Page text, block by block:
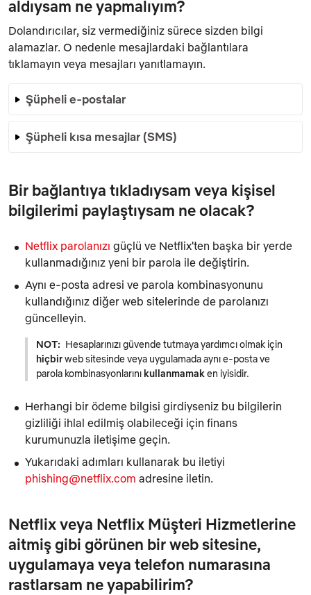
aldıysam ne yapmalıyım?
Dolandırıcılar, siz vermediğiniz sürece sizden bilgi
alamazlar. O nedenle mesajlardaki bağlantılara
tıklamayın veya mesajları yanıtlamayın.
Şüpheli e-postalar
Şüpheli kısa mesajlar (SMS)
Bir bağlantıya tıkladıysam veya kişisel
bilgilerimi paylaştıysam ne olacak?
Netflix parolanızı güçlü ve Netflix'ten başka bir yerde
kullanmadığınız yeni bir parola ile değiştirin.
Aynı e-posta adresi ve parola kombinasyonunu
kullandığınız diğer web sitelerinde de parolanızı
güncelleyin.
NOT: Hesaplarınızı güvende tutmaya yardımcı olmak için
hiçbirweb sitesinde veya uygulamada aynı e-posta ve
parola kombinasyonlarını kullanmamaken iyisidir.
Herhangi bir ödeme bilgisi girdiyseniz bu bilgilerin
gizliliği ihlal edilmiş olabileceği için finans
kurumunuzla iletişime geçin.
Yukarıdaki adımları kullanarak bu iletiyi
phishing@netflix.com adresine iletin.
Netflix veya Netflix Müşteri Hizmetlerine
aitmiş gibi görünen bir web sitesine,
uygulamaya veya telefon numarasına
rastlarsam ne yapabilirim?